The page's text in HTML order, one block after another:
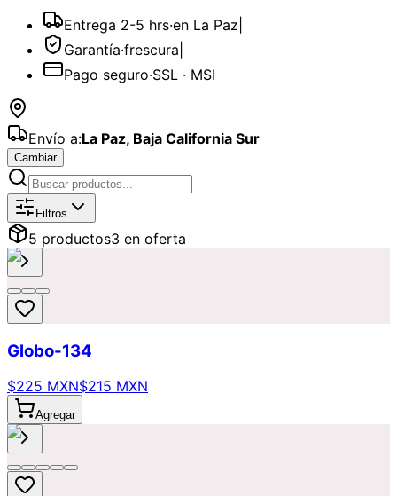
Entrega 2-5 hrs·en La Paz
Garantía·frescura
Pago seguro·SSL · MSI
Envío a:La Paz, Baja California Sur
Cambiar
Catálogo deGlobos
Filtros
5 productos3 en oferta
Globo-134
$225 MXN$215 MXN
Agregar